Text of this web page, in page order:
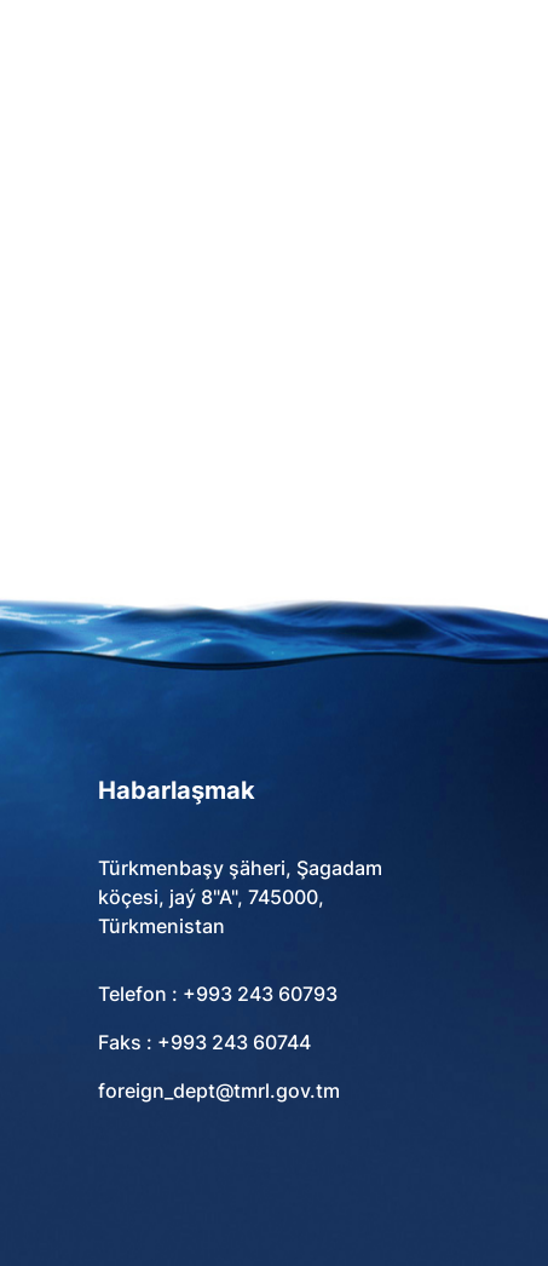
Habarlaşmak
Türkmenbaşy şäheri, Şagadam
köçesi, jaý 8"A", 745000,
Türkmenistan
Telefon : +993 243 60793
Faks : +993 243 60744
foreign_dept@tmrl.gov.tm